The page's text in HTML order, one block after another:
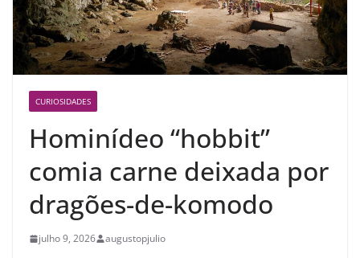
CURIOSIDADES
Hominídeo “hobbit”
comia carne deixada por
dragões-de-komodo
julho 9, 2026 augustopjulio